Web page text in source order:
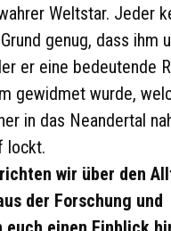
Weltstar. Jeder
genug, dass ihm
er eine bedeutende
gewidmet wurde,
in das Neandertal
lockt.
wir über den
der Forschung und